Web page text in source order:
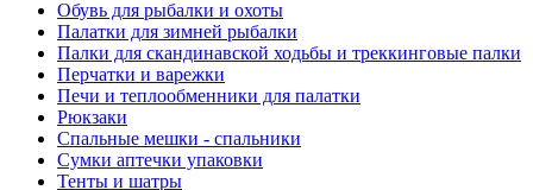
Обувь для рыбалки и охоты
Палатки для зимней рыбалки
Палки для скандинавской ходьбы и треккинговые палки
Перчатки и варежки
Печи и теплообменники для палатки
Рюкзаки
Спальные мешки - спальники
Сумки аптечки упаковки
Тенты и шатры